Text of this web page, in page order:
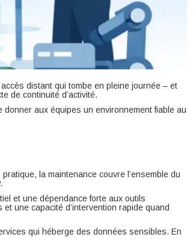
distant qui tombe en pleine journée – et
de continuité d’activité.
aux équipes un environnement fiable au
la maintenance couvre l’ensemble du
et une dépendance forte aux outils
une capacité d’intervention rapide quand
qui héberge des données sensibles. En